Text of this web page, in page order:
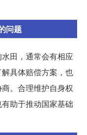
问题
田，通常会有相应
具体赔偿方案，也
。合理维护自身权
助于推动国家基础